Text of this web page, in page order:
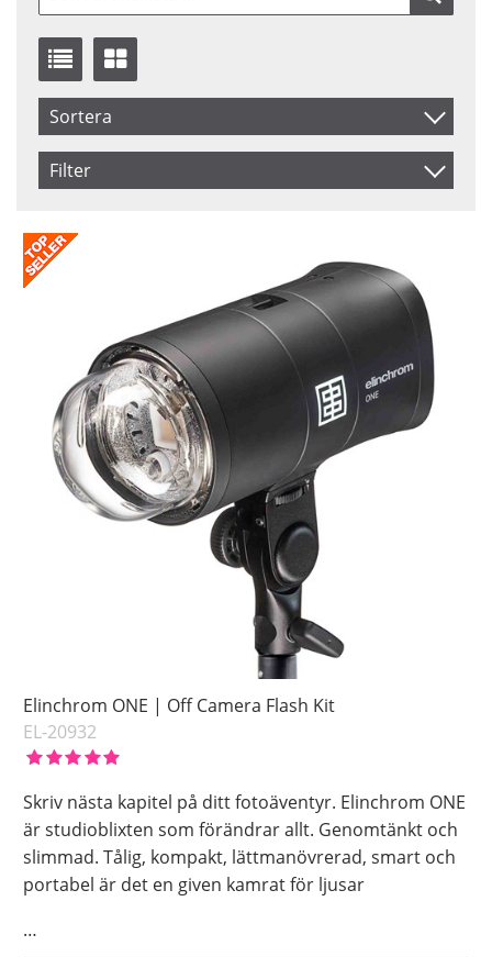
Sortera
Benämning
Filter
I lager
Elinchrom ONE | Off Camera Flash Kit
EL-20932
Skriv nästa kapitel på ditt fotoäventyr. Elinchrom ONE
är studioblixten som förändrar allt. Genomtänkt och
slimmad. Tålig, kompakt, lättmanövrerad, smart och
portabel är det en given kamrat för ljusar
…